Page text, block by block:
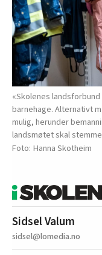
«Skolenes
barnehage. Alternativt
mulig, herunder
landsmøtet skal
Hanna Skotheim
Sidsel Valum
sidsel@lomedia.no